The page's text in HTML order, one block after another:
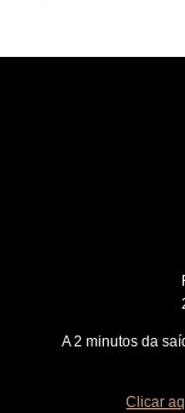
A 2 minutos da
Clicar